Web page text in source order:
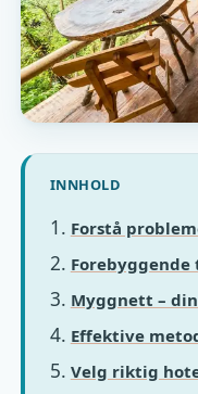
INNHOLD
Forstå
Myggnett –
Effektive
Velg riktig